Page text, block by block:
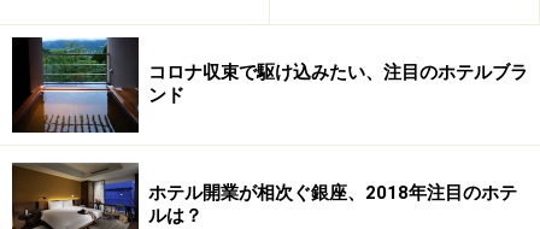
コロナ収束で駆け込みたい、注目のホテルブラ
ンド
ホテル開業が相次ぐ銀座、2018年注目のホテ
ルは？